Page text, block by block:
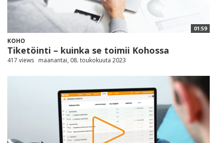
01:59
KOHO
Tiketöinti – kuinka se toimii Kohossa
417 views maanantai, 08. toukokuuta 2023